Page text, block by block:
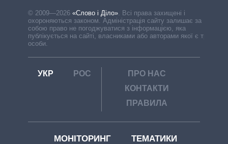
© 2009—2026 «Слово і Діло». Всі права захищені і
охороняються законом. Адміністрація сайту залишає за
собою право не погоджуватися з інформацією, яка
публікується на сайті, власниками або авторами якої є треті
особи.
УКР РОС
ПРО НАС
КОНТАКТИ
ПРАВИЛА
МОНІТОРИНГ ТЕМАТИКИ